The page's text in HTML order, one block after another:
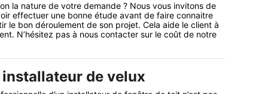
la nature de votre demande ? Nous vous invitons de
effectuer une bonne étude avant de faire connaitre
le bon déroulement de son projet. Cela aide le client à
N’hésitez pas à nous contacter sur le coût de notre
installateur de velux